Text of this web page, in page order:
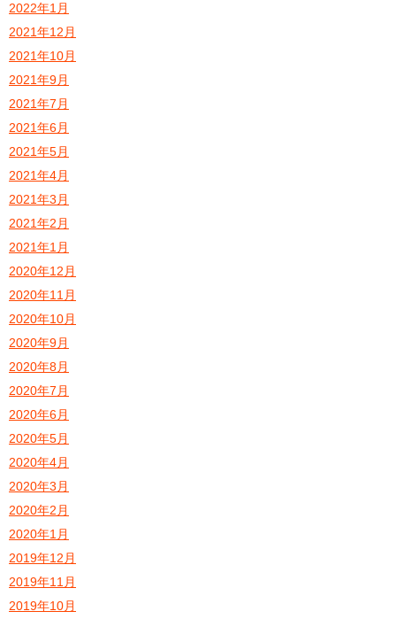
2022年1月
2021年12月
2021年10月
2021年9月
2021年7月
2021年6月
2021年5月
2021年4月
2021年3月
2021年2月
2021年1月
2020年12月
2020年11月
2020年10月
2020年9月
2020年8月
2020年7月
2020年6月
2020年5月
2020年4月
2020年3月
2020年2月
2020年1月
2019年12月
2019年11月
2019年10月